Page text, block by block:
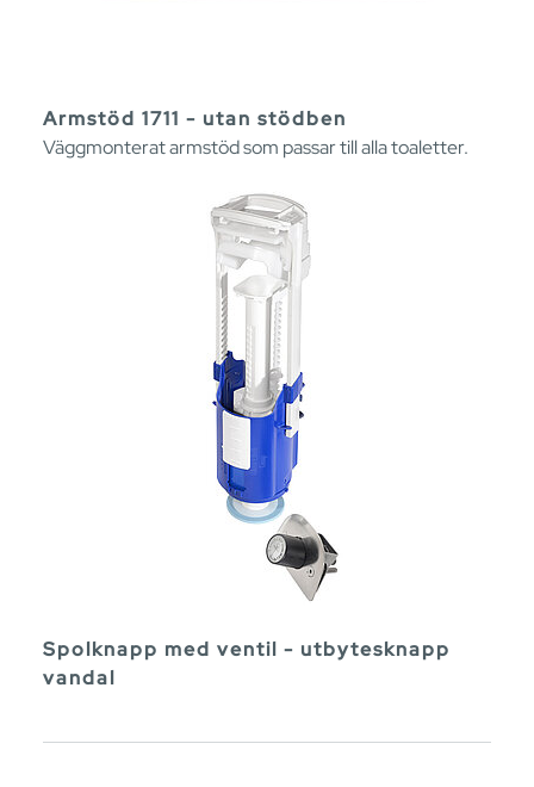
Armstöd 1711 - utan stödben
Väggmonterat armstöd som passar till alla toaletter.
Spolknapp med ventil - utbytesknapp
vandal